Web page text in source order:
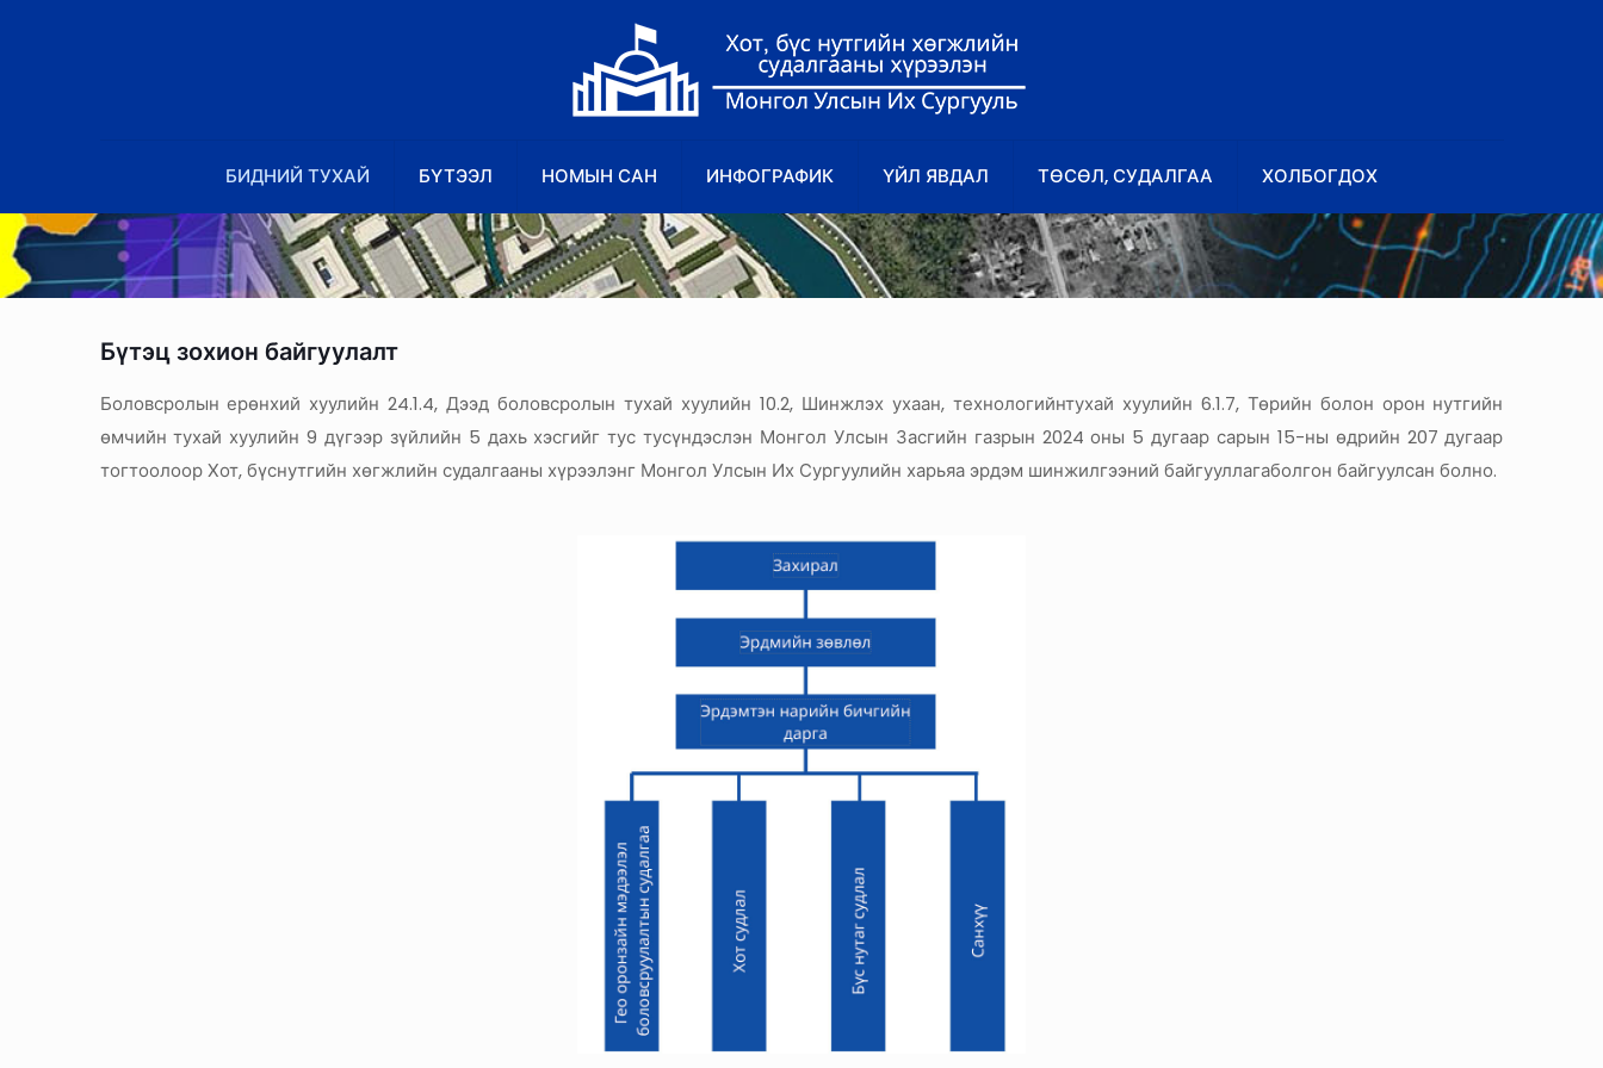
БИДНИЙ ТУХАЙ БҮТЭЭЛ НОМЫН САН ИНФОГРАФИК ҮЙЛ ЯВДАЛ ТӨСӨЛ, СУДАЛГАА ХОЛБОГДОХ
Бүтэц зохион байгуулалт
Боловсролын ерөнхий хуулийн 24.1.4, Дээд боловсролын тухай хуулийн 10.2, Шинжлэх ухаан, технологийнтухай хуулийн 6.1.7, Төрийн болон орон нутгийн
өмчийн тухай хуулийн 9 дүгээр зүйлийн 5 дахь хэсгийг тус тусүндэслэн Монгол Улсын Засгийн газрын 2024 оны 5 дугаар сарын 15-ны өдрийн 207 дугаар
тогтоолоор Хот, бүснутгийн хөгжлийн судалгааны хүрээлэнг Монгол Улсын Их Сургуулийн харьяа эрдэм шинжилгээний байгууллагаболгон байгуулсан болно.